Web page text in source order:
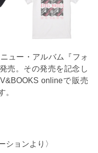
ュー・アルバム『フォ
売。その発売を記念し
onlineで販売
。
ションより〉